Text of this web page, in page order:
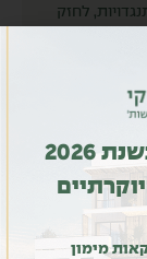
לחזק
משרדנו זכה להיות מדורג גם בשנת 2026
מימון